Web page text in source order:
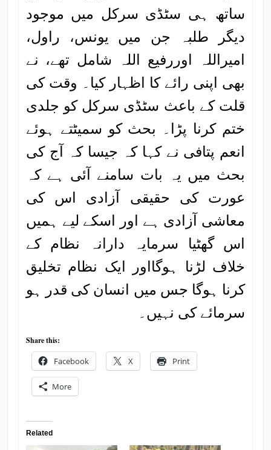
ساتھ ہی سٹڈی سرکل میں موجود
دیگر طلبہ جن میں یونس، راول،
امیراللہ اوررفیع اللہ شامل تھے، نے
بھی اپنی رائے کا اظہار کیا۔ وقت کی
قلت کے باعث سٹڈی سرکل کو جلدی
ختم کرنا پڑا۔ بحث کو سمیٹتے ہوئے
انعم پتافی نے کہا کہ جیسا کہ آج کی
بحث میں یہ بات سامنے آئی ہے کہ
عورت کی حقیقی آزادی اس کی
معاشی آزادی ہے اور اسکے لیے ہمیں
اس گھٹیا سرمایہ دارانہ نظام کے
خلاف لڑنا ہوگااور ایک نظام تخلیق
کرنا ہوگا جس میں انسان کی قدر ہو
سرمائے کی نہیں۔
Share this:
Facebook X Print
More
Related